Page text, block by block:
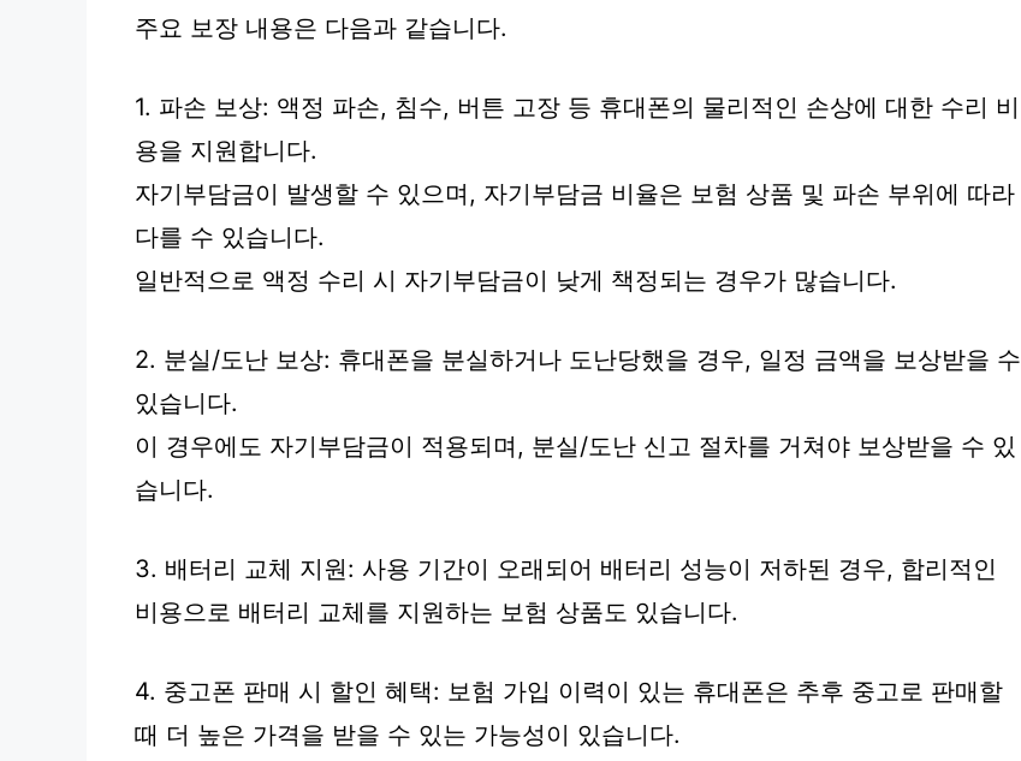
주요 보장 내용은 다음과 같습니다.
1. 파손 보상: 액정 파손, 침수, 버튼 고장 등 휴대폰의 물리적인 손상에 대한 수리 비
용을 지원합니다.
자기부담금이 발생할 수 있으며, 자기부담금 비율은 보험 상품 및 파손 부위에 따라
다를 수 있습니다.
일반적으로 액정 수리 시 자기부담금이 낮게 책정되는 경우가 많습니다.
2. 분실/도난 보상: 휴대폰을 분실하거나 도난당했을 경우, 일정 금액을 보상받을 수
있습니다.
이 경우에도 자기부담금이 적용되며, 분실/도난 신고 절차를 거쳐야 보상받을 수 있
습니다.
3. 배터리 교체 지원: 사용 기간이 오래되어 배터리 성능이 저하된 경우, 합리적인
비용으로 배터리 교체를 지원하는 보험 상품도 있습니다.
4. 중고폰 판매 시 할인 혜택: 보험 가입 이력이 있는 휴대폰은 추후 중고로 판매할
때 더 높은 가격을 받을 수 있는 가능성이 있습니다.